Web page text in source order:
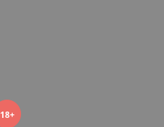
18+